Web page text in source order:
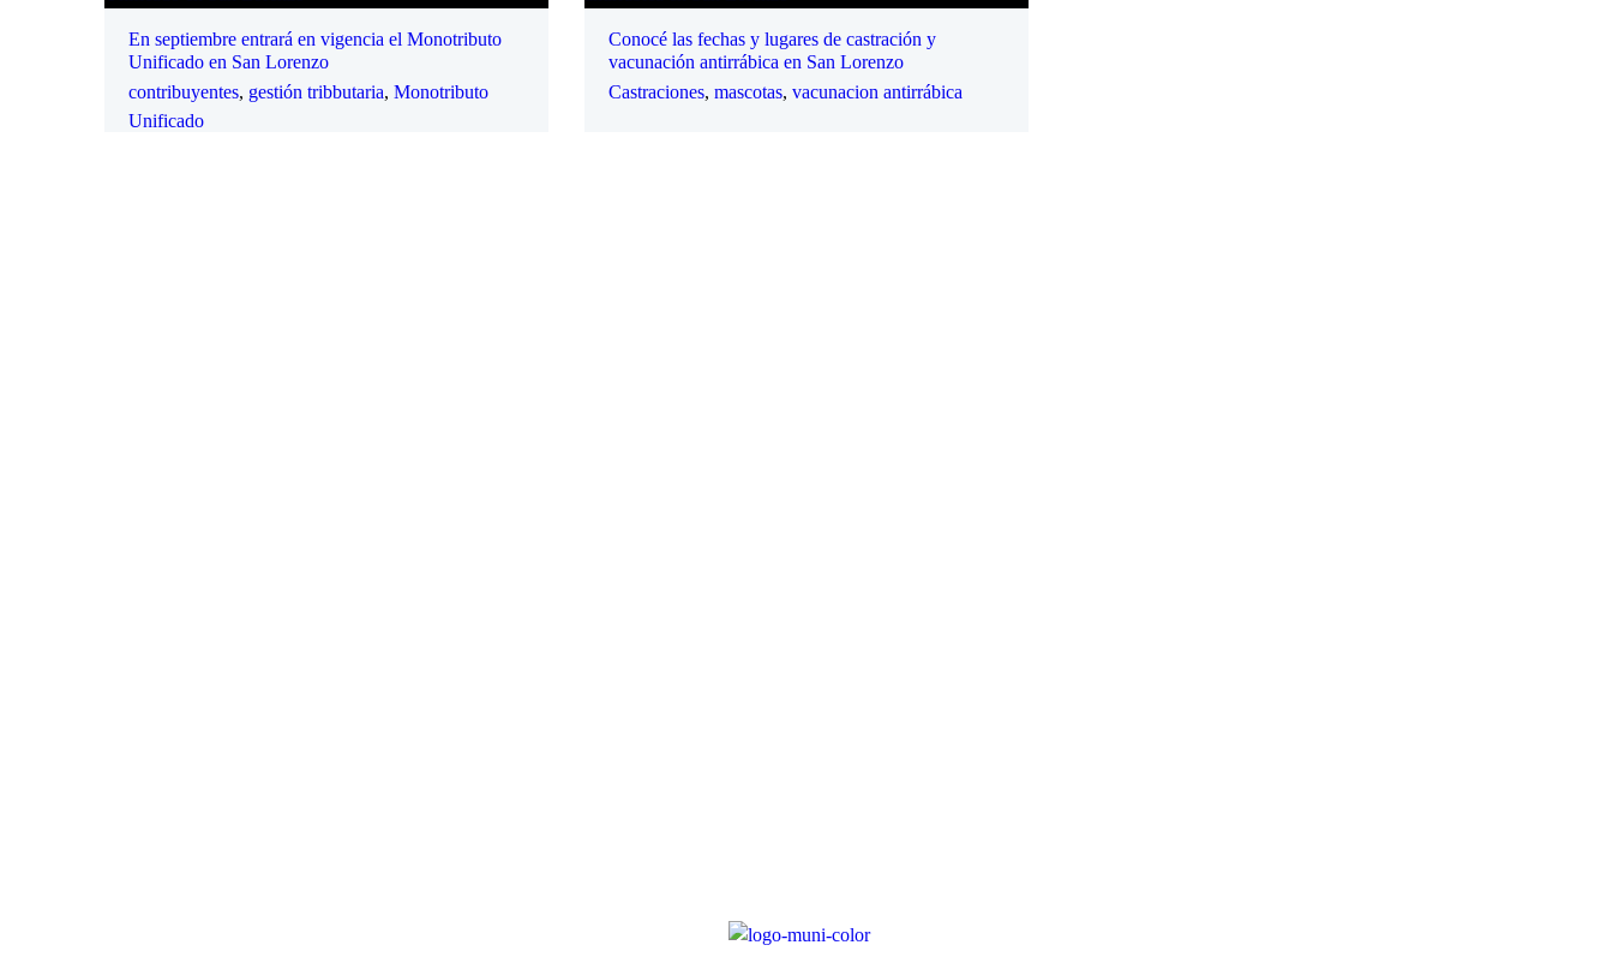
En septiembre entrará en vigencia el Monotributo
Unificado en San Lorenzo
contribuyentes, gestión tribbutaria, Monotributo
Unificado
Conocé las fechas y lugares de castración y
vacunación antirrábica en San Lorenzo
Castraciones, mascotas, vacunacion antirrábica